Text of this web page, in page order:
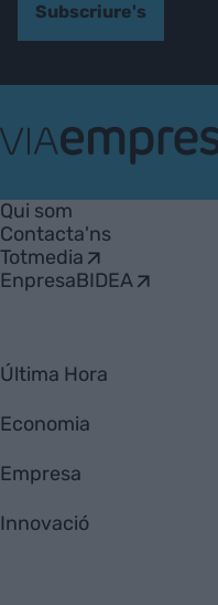
Subscriure's
Empresa
Qui som
Contacta'ns
Totmedia
EnpresaBIDEA
Última Hora
Economia
Empresa
Innovació